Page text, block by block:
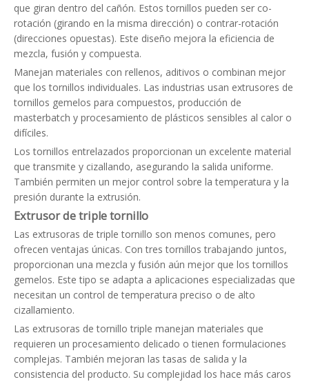
que giran dentro del cañón. Estos tornillos pueden ser co-
rotación (girando en la misma dirección) o contrar-rotación
(direcciones opuestas). Este diseño mejora la eficiencia de
mezcla, fusión y compuesta.
Manejan materiales con rellenos, aditivos o combinan mejor
que los tornillos individuales. Las industrias usan extrusores de
tornillos gemelos para compuestos, producción de
masterbatch y procesamiento de plásticos sensibles al calor o
difíciles.
Los tornillos entrelazados proporcionan un excelente material
que transmite y cizallando, asegurando la salida uniforme.
También permiten un mejor control sobre la temperatura y la
presión durante la extrusión.
Extrusor de triple tornillo
Las extrusoras de triple tornillo son menos comunes, pero
ofrecen ventajas únicas. Con tres tornillos trabajando juntos,
proporcionan una mezcla y fusión aún mejor que los tornillos
gemelos. Este tipo se adapta a aplicaciones especializadas que
necesitan un control de temperatura preciso o de alto
cizallamiento.
Las extrusoras de tornillo triple manejan materiales que
requieren un procesamiento delicado o tienen formulaciones
complejas. También mejoran las tasas de salida y la
consistencia del producto. Su complejidad los hace más caros